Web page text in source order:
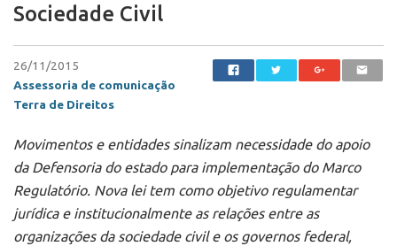
Sociedade Civil
26/11/2015
Assessoria de comunicação
Terra de Direitos
Movimentos e entidades sinalizam necessidade do apoio
da Defensoria do estado para implementação do Marco
Regulatório. Nova lei tem como objetivo regulamentar
jurídica e institucionalmente as relações entre as
organizações da sociedade civil e os governos federal,